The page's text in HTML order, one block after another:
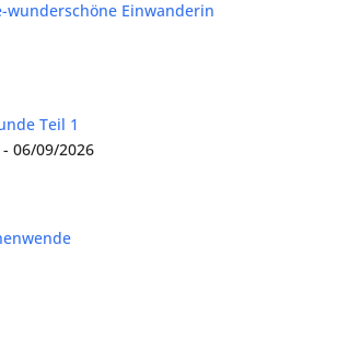
wunderschöne Einwanderin
Teil 1
06/09/2026